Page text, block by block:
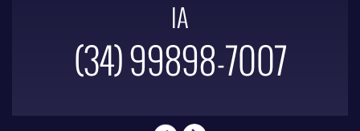
IA
(34) 99898-7007